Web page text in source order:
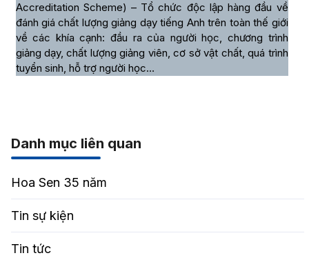
Accreditation Scheme) – Tổ chức độc lập hàng đầu về
đánh giá chất lượng giảng dạy tiếng Anh trên toàn thế giới
về các khía cạnh: đầu ra của người học, chương trình
giảng dạy, chất lượng giảng viên, cơ sở vật chất, quá trình
tuyển sinh, hỗ trợ người học…
Danh mục liên quan
Hoa Sen 35 năm
Tin sự kiện
Tin tức